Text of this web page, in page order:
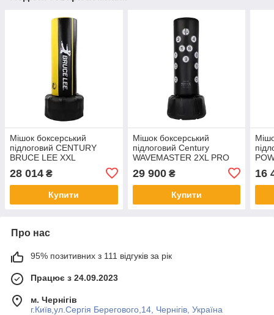
Мішок боксерський
підлоговий CENTURY
BRUCE LEE XXL
28 014 ₴
Купити
Мішок боксерський
підлоговий Century
WAVEMASTER 2XL PRO
WITH SCORING ZONES
29 900₴
Купити
16
Про нас
95% позитивних з 111 відгуків за рік
Працює з 24.09.2023
м. Чернігів
г.Київ,ул.Сергiя Берегового,14, Чернігів, Україна